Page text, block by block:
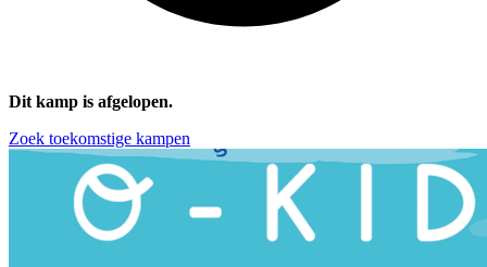
Dit kamp is afgelopen.
Zoek toekomstige kampen